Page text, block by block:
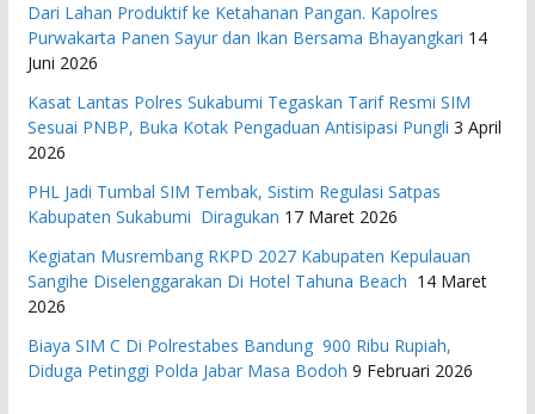
Dari Lahan Produktif ke Ketahanan Pangan. Kapolres
Purwakarta Panen Sayur dan Ikan Bersama Bhayangkari 14
Juni 2026
Kasat Lantas Polres Sukabumi Tegaskan Tarif Resmi SIM
Sesuai PNBP, Buka Kotak Pengaduan Antisipasi Pungli 3 April
2026
PHL Jadi Tumbal SIM Tembak, Sistim Regulasi Satpas
Kabupaten Sukabumi Diragukan 17 Maret 2026
Kegiatan Musrembang RKPD 2027 ​Kabupaten Kepulauan
Sangihe Diselenggarakan Di Hotel Tahuna Beach 14 Maret
2026
Biaya SIM C Di Polrestabes Bandung 900 Ribu Rupiah,
Diduga Petinggi Polda Jabar Masa Bodoh 9 Februari 2026